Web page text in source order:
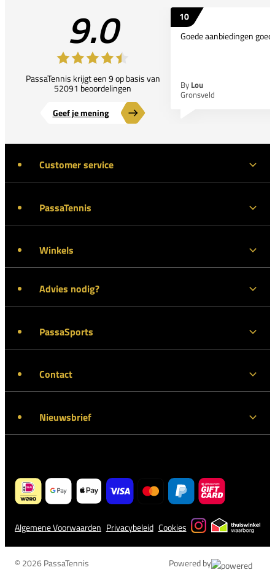
9.0
PassaTennis krijgt een 9 op basis van
52091 beoordelingen
Geef je mening
10
Goede aanbiedingen
By Lou
Gronsveld
Customer service
PassaTennis
Winkels
Advies nodig?
PassaSports
Contact
Nieuwsbrief
Algemene Voorwaarden Privacybeleid Cookies
© 2026 PassaTennis Powered by